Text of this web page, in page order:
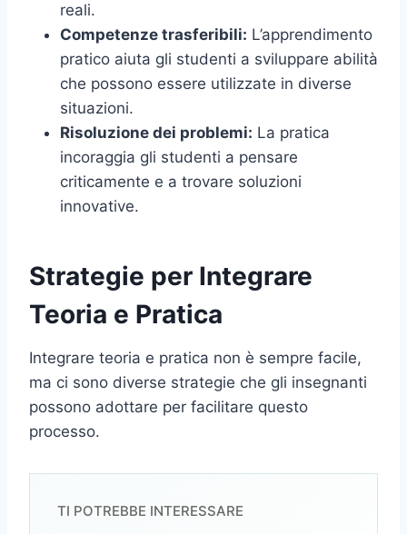
reali.
Competenze trasferibili: L’apprendimento
pratico aiuta gli studenti a sviluppare abilità
che possono essere utilizzate in diverse
situazioni.
Risoluzione dei problemi: La pratica
incoraggia gli studenti a pensare
criticamente e a trovare soluzioni
innovative.
Strategie per Integrare
Teoria e Pratica
Integrare teoria e pratica non è sempre facile,
ma ci sono diverse strategie che gli insegnanti
possono adottare per facilitare questo
processo.
TI POTREBBE INTERESSARE